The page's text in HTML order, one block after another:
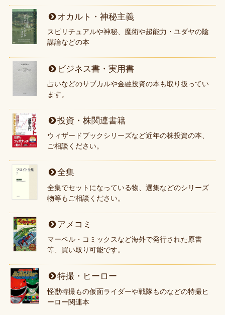
オカルト・神秘主義
スピリチュアルや神秘、魔術や超能力・ユダヤの陰
謀論などの本
ビジネス書・実用書
占いなどのサブカルや金融投資の本も取り扱ってい
ます。
投資・株関連書籍
ウィザードブックシリーズなど近年の株投資の本、
ご相談ください。
全集
全集でセットになっている物、選集などのシリーズ
物等もご相談ください。
アメコミ
マーベル・コミックスなど海外で発行された原書
等、買い取り可能です。
特撮・ヒーロー
怪獣特撮もの仮面ライダーや戦隊ものなどの特撮ヒ
ーロー関連本